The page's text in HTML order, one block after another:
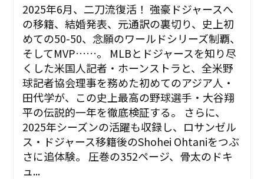
2025年6月、二刀流復活！ 強豪ドジャースへ
の移籍、結婚発表、元通訳の裏切り、史上初
めての50-50、念願のワールドシリーズ制覇、
そしてMVP……。 MLBとドジャースを知り尽
くした米国人記者・ホーンストラと、全米野
球記者協会理事を務めた初めてのアジア人・
田代学が、この史上最高の野球選手・大谷翔
平の伝説的一年を徹底検証する。 さらに、
2025年シーズンの活躍も収録し、ロサンゼル
ス・ドジャース移籍後のShohei Ohtaniをつぶ
さに追体験。 圧巻の352ページ、骨太のドキ
ュ...